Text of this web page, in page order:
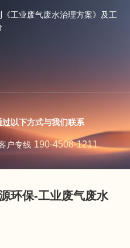
工业废气废水治理方案》及工
以下方式与我们联系
户专线 190-4508-1211
环保-工业废气废水